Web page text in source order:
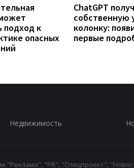
подход к
опасных
ChatGPT
собственную
колонку:
первые
Недвижимость
"Реклама", "PR", "Спецпроект",